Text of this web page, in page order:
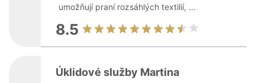
umožňují praní rozsáhlých textilií, ...
8.5
Úklidové služby Martina